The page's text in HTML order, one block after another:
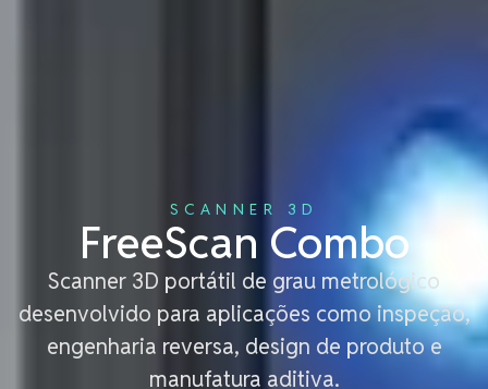
SCANNER 3D
FreeScan Combo
Scanner 3D portátil de grau metrológico
desenvolvido para aplicações como inspeção,
engenharia reversa, design de produto e
manufatura aditiva.